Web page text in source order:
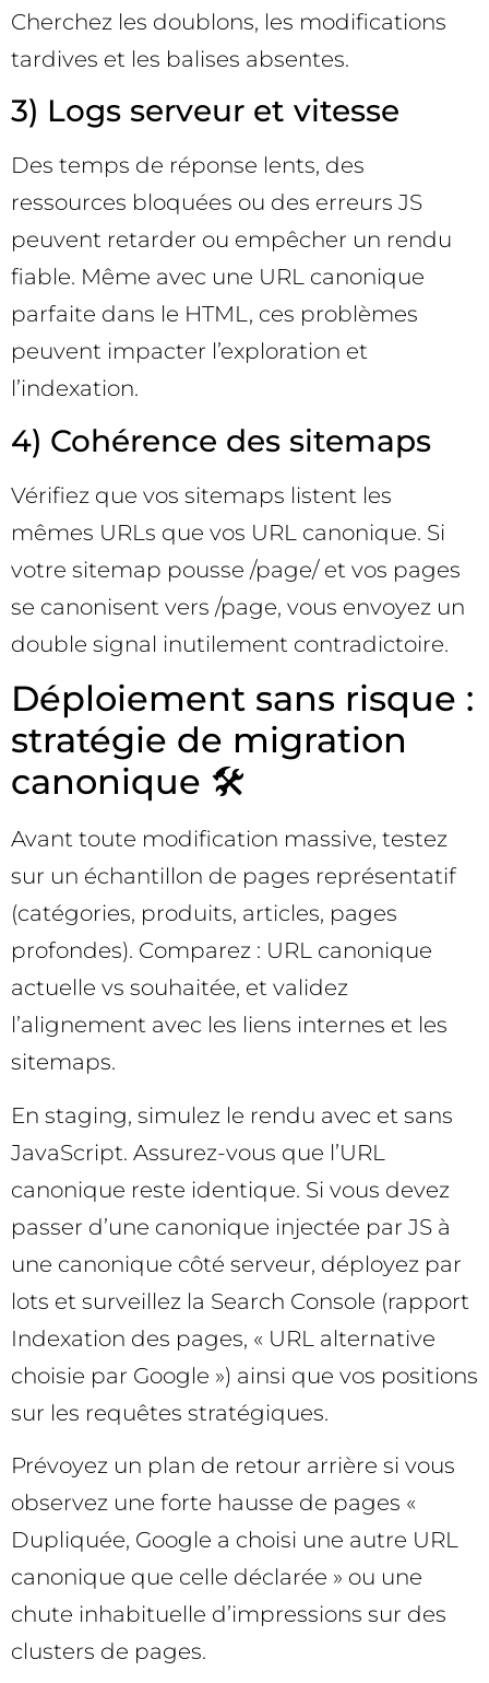
Cherchez les doublons, les modifications
tardives et les balises absentes.
3) Logs serveur et vitesse
Des temps de réponse lents, des
ressources bloquées ou des erreurs JS
peuvent retarder ou empêcher un rendu
fiable. Même avec une URL canonique
parfaite dans le HTML, ces problèmes
peuvent impacter l’exploration et
l’indexation.
4) Cohérence des sitemaps
Vérifiez que vos sitemaps listent les
mêmes URLs que vos URL canonique. Si
votre sitemap pousse /page/ et vos pages
se canonisent vers /page, vous envoyez un
double signal inutilement contradictoire.
Déploiement sans risque :
stratégie de migration
canonique 🛠️
Avant toute modification massive, testez
sur un échantillon de pages représentatif
(catégories, produits, articles, pages
profondes). Comparez : URL canonique
actuelle vs souhaitée, et validez
l’alignement avec les liens internes et les
sitemaps.
En staging, simulez le rendu avec et sans
JavaScript. Assurez-vous que l’URL
canonique reste identique. Si vous devez
passer d’une canonique injectée par JS à
une canonique côté serveur, déployez par
lots et surveillez la Search Console (rapport
Indexation des pages, « URL alternative
choisie par Google ») ainsi que vos positions
sur les requêtes stratégiques.
Prévoyez un plan de retour arrière si vous
observez une forte hausse de pages «
Dupliquée, Google a choisi une autre URL
canonique que celle déclarée » ou une
chute inhabituelle d’impressions sur des
clusters de pages.